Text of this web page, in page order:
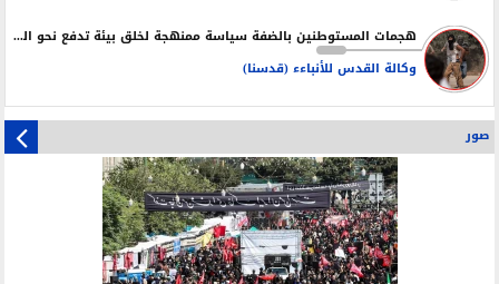
هجمات المستوطنين بالضفة سياسة ممنهجة لخلق بيئة تدفع نحو التهجير
وكالة القدس للأنباءء (قدسنا)
صور